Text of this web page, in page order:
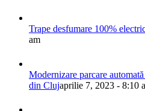
Trape desfumare 100%
am
Modernizare parcare
din Clujaprilie 7, 2023 - 8:10